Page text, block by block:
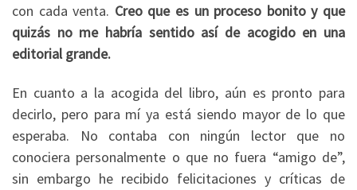
con cada venta. Creo que es un proceso bonito y que
quizás no me habría sentido así de acogido en una
editorial grande.
En cuanto a la acogida del libro, aún es pronto para
decirlo, pero para mí ya está siendo mayor de lo que
esperaba. No contaba con ningún lector que no
conociera personalmente o que no fuera “amigo de”,
sin embargo he recibido felicitaciones y críticas de